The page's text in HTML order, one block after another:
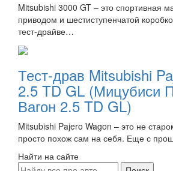
Mitsubishi 3000 GT – это спортивная
приводом и шестиступенчатой
тест-драйве…
Тест-драв Mitsubishi
2.5 TD GL (Мицубиси
Вагон 2.5 TD GL)
Mitsubishi Pajero Wagon – это не
просто похож сам на себя. Еще с
Найти на сайте